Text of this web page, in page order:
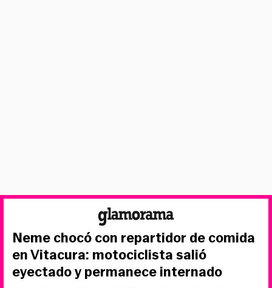
Neme chocó con repartidor de comida
en Vitacura: motociclista salió
eyectado y permanece internado